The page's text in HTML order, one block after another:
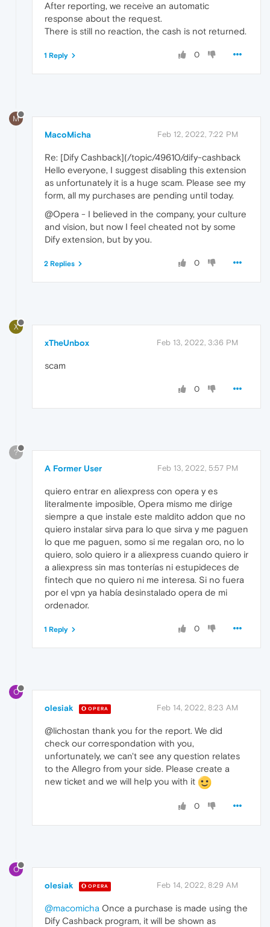
After reporting, we receive an automatic
response about the request.
There is still no reaction, the cash is not returned.
0
1 Reply
M
MacoMicha Feb 12, 2022, 7:22 PM
Re: [Dify Cashback](/topic/49610/dify-cashback
Hello everyone, I suggest disabling this extension
as unfortunately it is a huge scam. Please see my
form, all my purchases are pending until today.
@Opera - I believed in the company, your culture
and vision, but now I feel cheated not by some
Dify extension, but by you.
0
2 Replies
X
xTheUnbox Feb 13, 2022, 3:36 PM
scam
0
?
A Former User Feb 13, 2022, 5:57 PM
quiero entrar en aliexpress con opera y es
literalmente imposible, Opera mismo me dirige
siempre a que instale este maldito addon que no
quiero instalar sirva para lo que sirva y me paguen
lo que me paguen, somo si me regalan oro, no lo
quiero, solo quiero ir a aliexpress cuando quiero ir
a aliexpress sin mas tonterías ni estupideces de
fintech que no quiero ni me interesa. Si no fuera
por el vpn ya había desinstalado opera de mi
ordenador.
0
1 Reply
O
olesiak OPERA Feb 14, 2022, 8:23 AM
@lichostan thank you for the report. We did
check our correspondation with you,
unfortunately, we can't see any question relates
to the Allegro from your side. Please create a
new ticket and we will help you with it
0
O
olesiak OPERA Feb 14, 2022, 8:29 AM
@macomicha Once a purchase is made using the
Dify Cashback program, it will be shown as